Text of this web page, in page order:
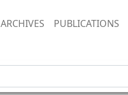
ARCHIVES PUBLICATIONS